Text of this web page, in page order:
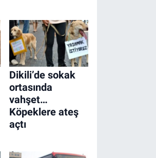
Dikili’de sokak
ortasında
vahşet…
Köpeklere ateş
açtı